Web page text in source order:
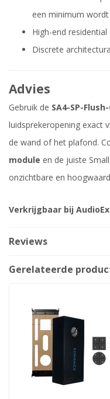
een minimum
High-end residential
Discrete
Advies
Gebruik de SA4-SP-
luidsprekeropening exact
de wand of het plafond.
module en de juiste
onzichtbare en
Verkrijgbaar bij
Reviews
Gerelateerde